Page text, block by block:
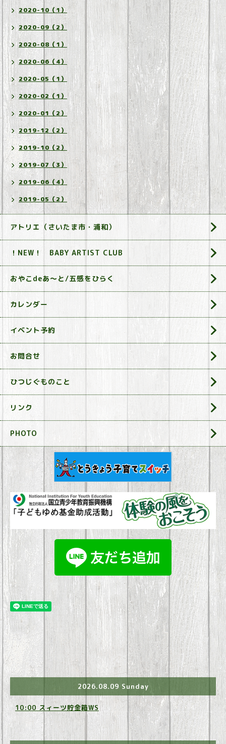
2020-10（1）
2020-09（2）
2020-08（1）
2020-06（4）
2020-05（1）
2020-02（1）
2020-01（2）
2019-12（2）
2019-10（2）
2019-07（3）
2019-06（4）
2019-05（2）
アトリエ（さいたま市・浦和）
！NEW！ BABY ARTIST CLUB
おやこdeあ～と/五感をひらく
カレンダー
イベント予約
お問合せ
ひつじぐものこと
リンク
PHOTO
2026.08.09 Sunday
10:00 スィーツ貯金箱WS